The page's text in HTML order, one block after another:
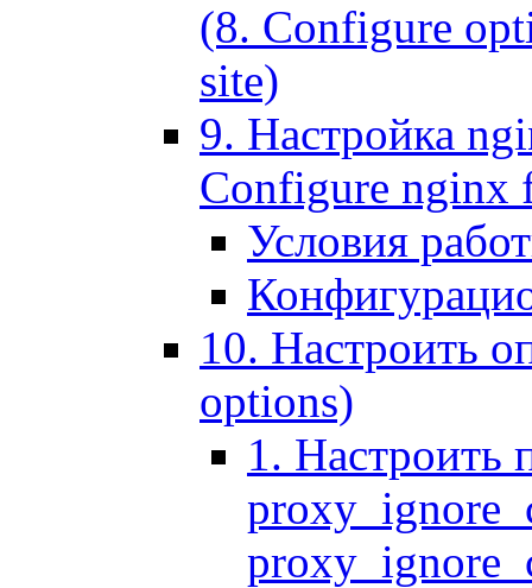
(8. Configure
site)
9. Настройка
Configure nginx
Условия
10. Настроить
options)
1. Настроить